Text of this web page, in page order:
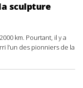
sculpture
km. Pourtant, il y a
l’un des pionniers de la